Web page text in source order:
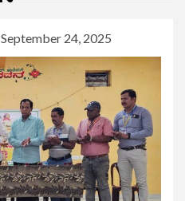
September 24, 2025